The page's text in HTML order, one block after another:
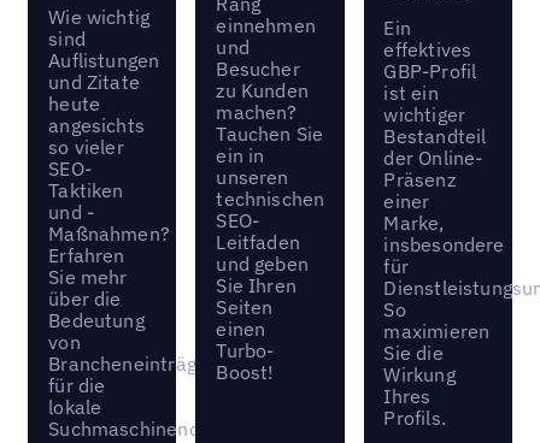
Wie wichtig
sind
Auflistungen
und Zitate
heute
angesichts
so vieler
SEO-
Taktiken
und -
Maßnahmen?
Erfahren
Sie mehr
über die
Bedeutung
von
Brancheneinträgen
für die
lokale
Suchmaschinenoptimierung.
einnehmen
und
Besucher
zu Kunden
machen?
Tauchen Sie
ein in
unseren
technischen
SEO-
Leitfaden
und geben
Sie Ihren
Seiten
einen
Turbo-
Boost!
Ein
effektives
GBP-Profil
ist ein
wichtiger
Bestandteil
der Online-
Präsenz
einer
Marke,
insbesondere
für
So
maximieren
Sie die
Wirkung
Ihres
Profils.